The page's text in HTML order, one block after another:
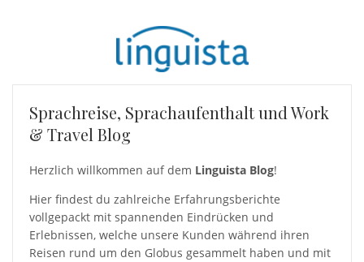
Sprachreise, Sprachaufenthalt und Work
& Travel Blog
Herzlich willkommen auf dem Linguista Blog!
Hier findest du zahlreiche Erfahrungsberichte
vollgepackt mit spannenden Eindrücken und
Erlebnissen, welche unsere Kunden während ihren
Reisen rund um den Globus gesammelt haben und mit